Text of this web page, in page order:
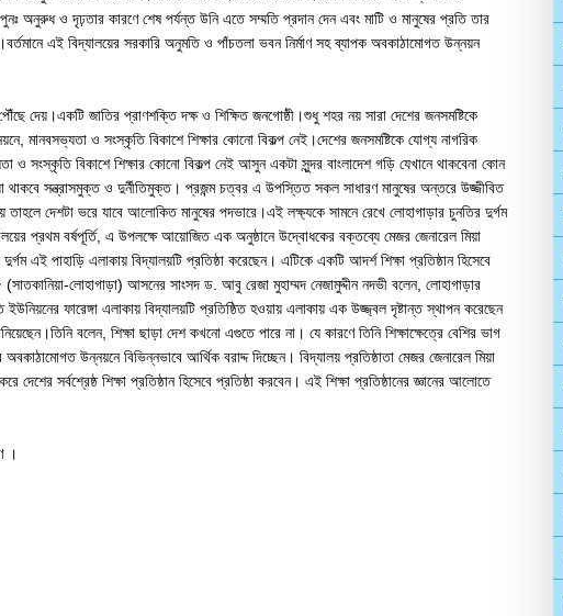
অনুরুধ ও দৃঢ়তার কারণে শেষ পর্যন্ত উনি এতে সম্মতি প্রদান দেন এবং মাটি ও মানুষের প্রতি তার
এই বিদ্যালয়ের সরকারি অনুমতি ও পাঁচতলা ভবন নির্মাণ সহ ব্যাপক অবকাঠামোগত উন্নয়ন
দেয়।একটি জাতির প্রাণশক্তি দক্ষ ও শিক্ষিত জনগোষ্ঠী।শুধু শহর নয় সারা দেশের জনসমষ্টিকে
মানবসভ্যতা ও সংস্কৃতি বিকাশে শিক্ষার কোনো বিকল্প নেই।দেশের জনসমষ্টিকে যোগ্য নাগরিক
সংস্কৃতি বিকাশে শিক্ষার কোনো বিকল্প নেই আসুন একটা সুন্দর বাংলাদেশ গড়ি যেখানে থাকবেনা কোন
থাকবে সন্ত্রাসমুক্ত ও দুর্নীতিমুক্ত। প্রজন্ম চত্বর এ উপস্তিত সকল সাধারণ মানুষের অন্তরে উজ্জীবিত
দেশটা ভরে যাবে আলোকিত মানুষের পদভারে।এই লক্ষ্যকে সামনে রেখে লোহাগাড়ার চুনতির দুর্গম
প্রথম বর্ষপূর্তি, এ উপলক্ষে আয়োজিত এক অনুষ্ঠানে উদ্বোধকের বক্তব্যে মেজর জেনারেল মিয়া
এই পাহাড়ি এলাকায় বিদ্যালয়টি প্রতিষ্ঠা করেছেন। এটিকে একটি আদর্শ শিক্ষা প্রতিষ্ঠান হিসেবে
লোহাগাড়া) আসনের সাংসদ ড. আবু রেজা মুহাম্মদ নেজামুদ্দীন নদভী বলেন, লোহাগাড়ার
ফারেঙ্গা এলাকায় বিদ্যালয়টি প্রতিষ্ঠিত হওয়ায় এলাকায় এক উজ্জ্বল দৃষ্টান্ত স্থাপন করেছেন
বলেন, শিক্ষা ছাড়া দেশ কখনো এগুতে পারে না। যে কারণে তিনি শিক্ষাক্ষেত্রে বেশির ভাগ
উন্নয়নে বিভিন্নভাবে আর্থিক বরাদ্দ দিচ্ছেন। বিদ্যালয় প্রতিষ্ঠাতা মেজর জেনারেল মিয়া
সর্বশ্রেষ্ঠ শিক্ষা প্রতিষ্ঠান হিসেবে প্রতিষ্ঠা করবেন। এই শিক্ষা প্রতিষ্ঠানের জ্ঞানের আলোতে
।